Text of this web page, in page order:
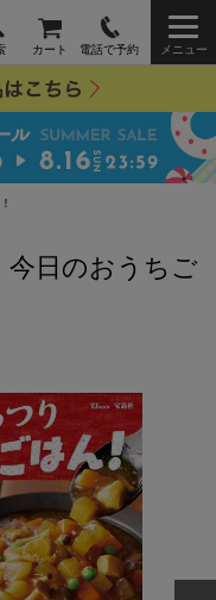
カート 電話で予約 メニュー
今日のおうちご